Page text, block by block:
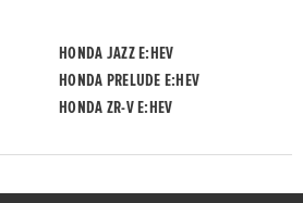
HONDA JAZZ E:HEV
HONDA PRELUDE E:HEV
HONDA ZR-V E:HEV